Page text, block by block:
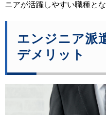
ニアが活躍しやすい職種とな
エンジニア派
デメリット